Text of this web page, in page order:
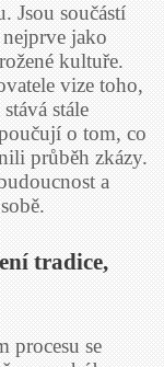
Jsou součástí
jako
kultuře.
vize toho,
stále
o tom, co
průběh zkázy.
a
tradice,
procesu se